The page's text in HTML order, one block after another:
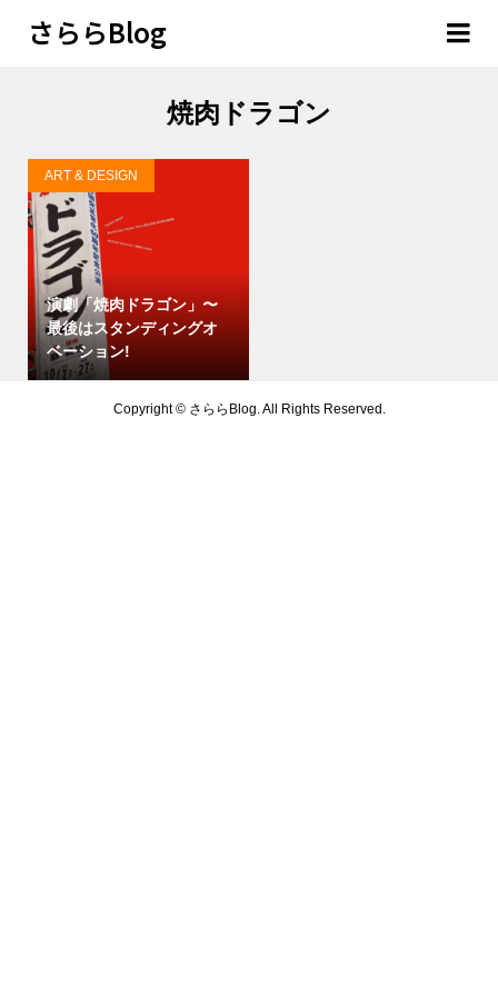
さららBlog
焼肉ドラゴン
演劇「焼肉ドラゴン」〜
最後はスタンディングオ
ベーション!
ART & DESIGN
Copyright ©さららBlog. All Rights Reserved.